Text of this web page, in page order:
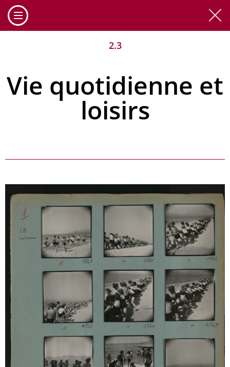
2.3
Vie quotidienne et
loisirs
Cookies management panel